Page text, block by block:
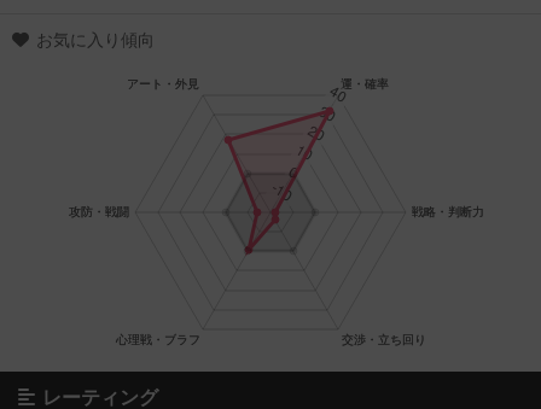
お気に入り傾向
レーティング